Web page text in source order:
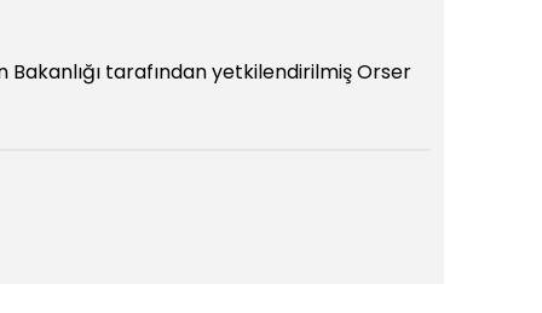
Bakanlığı tarafından yetkilendirilmiş Orser